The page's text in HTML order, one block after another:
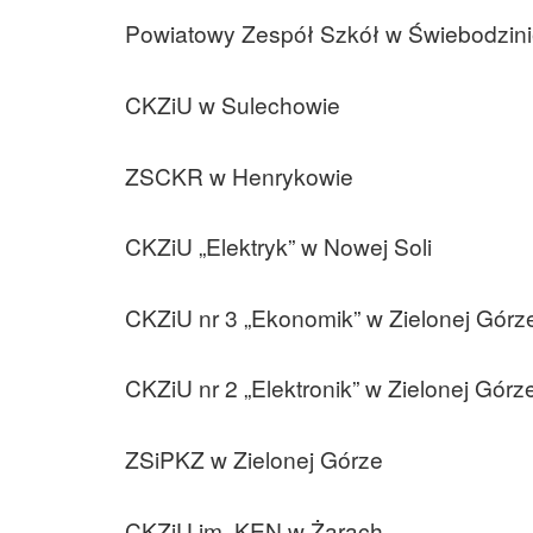
Powiatowy Zespół Szkół w
CKZiU w Sulechowie
ZSCKR w Henrykowie
CKZiU „Elektryk” w Nowej Soli
CKZiU nr 3 „Ekonomik” w Zielonej
CKZiU nr 2 „Elektronik” w Zielonej
ZSiPKZ w Zielonej Górze